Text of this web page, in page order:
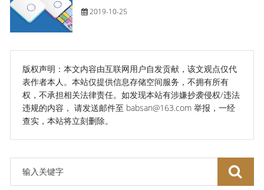
2019-10-25
版权声明：本文内容由互联网用户自发贡献，该文观点仅代
表作者本人。本站仅提供信息存储空间服务，不拥有所有
权，不承担相关法律责任。如发现本站有涉嫌抄袭侵权/违法
违规的内容， 请发送邮件至 babsan@163.com 举报，一经
查实，本站将立刻删除。